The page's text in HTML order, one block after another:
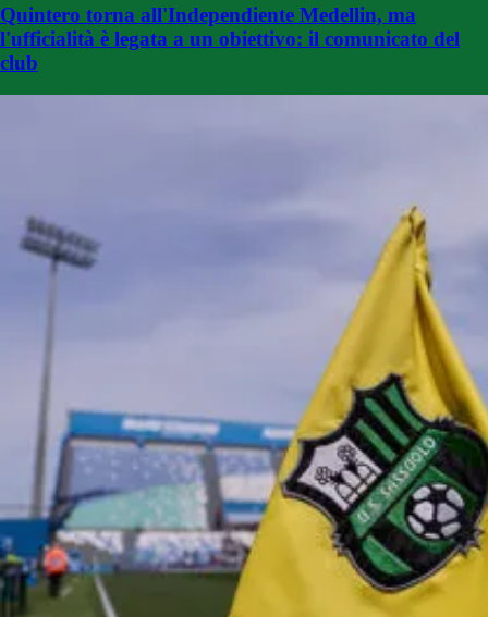
Quintero torna all'Independiente Medellin, ma
l'ufficialità è legata a un obiettivo: il comunicato del
club